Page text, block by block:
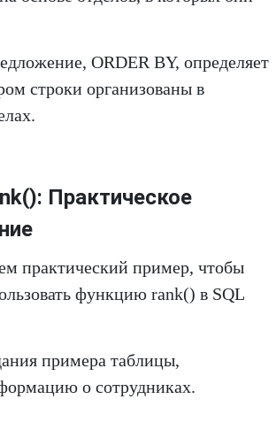
ORDER BY, определяет
строки организованы в
Практическое
практический пример, чтобы
функцию rank() в SQL
примера таблицы,
о сотрудниках.